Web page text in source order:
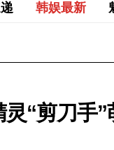
韩娱最新
“剪刀手